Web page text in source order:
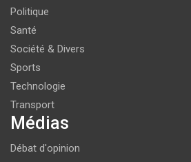
Politique
Santé
Société & Divers
Sports
Technologie
Transport
Médias
Débat d'opinion